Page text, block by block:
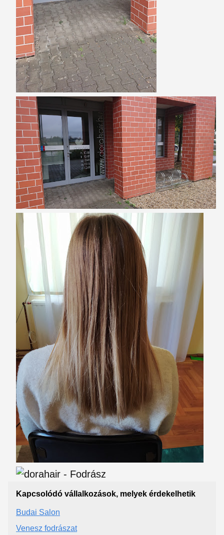
Kapcsolódó vállalkozások, melyek érdekelhetik
Budai Salon
Venesz fodrászat